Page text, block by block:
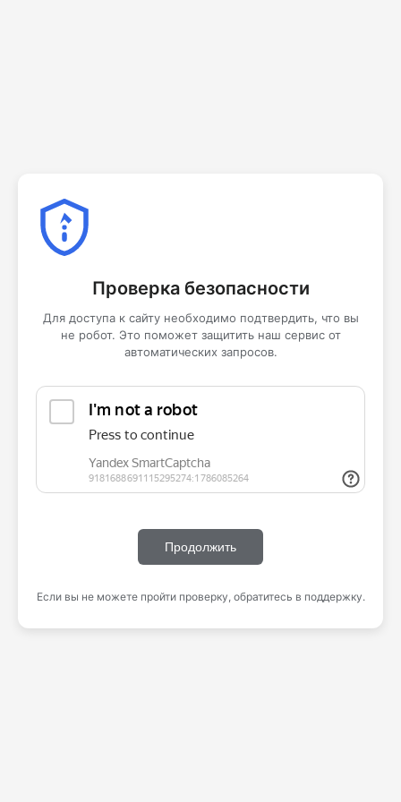
Проверка безопасности
Для доступа к сайту необходимо подтвердить, что вы
не робот. Это поможет защитить наш сервис от
автоматических запросов.
Продолжить
Если вы не можете пройти проверку, обратитесь в поддержку.